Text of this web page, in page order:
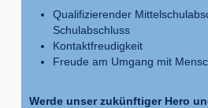
Qualifizierender
Schulabschluss
Kontaktfreudigkeit
Freude am Umgang mit
Werde unser zukünftiger Hero